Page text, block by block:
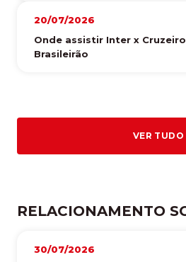
20/07/2026
Onde assistir Inter x
Brasileirão
VER TUDO
RELACIONAMENTO
30/07/2026